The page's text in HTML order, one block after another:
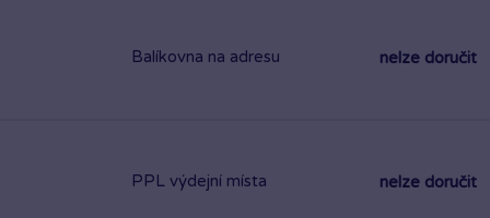
Balíkovna na adresu nelze doručit